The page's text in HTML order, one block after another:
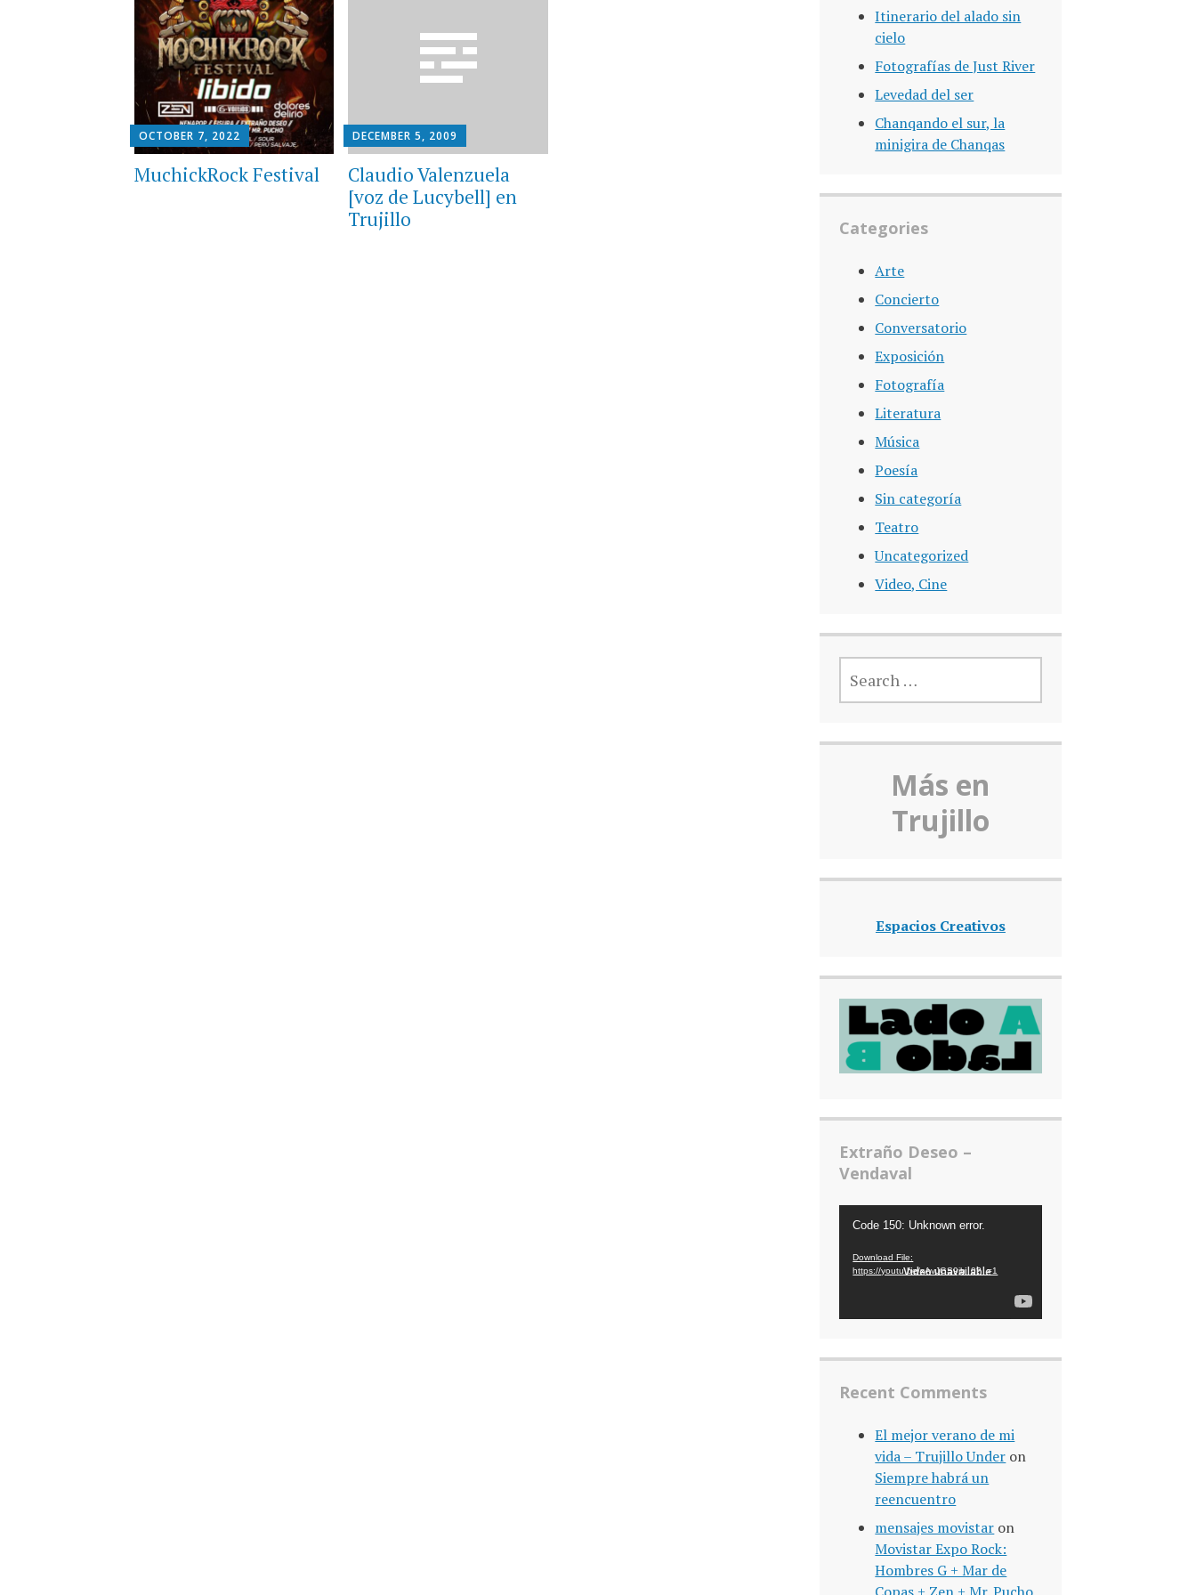
OCTOBER 7, 2022
MuchickRock Festival
DECEMBER 5, 2009
Claudio Valenzuela
[voz de Lucybell] en
Trujillo
Itinerario del alado sin
cielo
Fotografías de Just River
Levedad del ser
Chanqando el sur, la
minigira de Chanqas
Categories
Arte
Concierto
Conversatorio
Exposición
Fotografía
Literatura
Música
Poesía
Sin categoría
Teatro
Uncategorized
Video, Cine
FOR:
Más en
Trujillo
Espacios Creativos
Extraño Deseo –
Vendaval
Code 150: Unknown error.
Download File:
https://youtu.be/xAvJGS9jh_0?_=1
Recent Comments
El mejor verano de mi
vida – Trujillo Under on
Siempre habrá un
reencuentro
mensajes movistar on
Movistar Expo Rock:
Hombres G + Mar de